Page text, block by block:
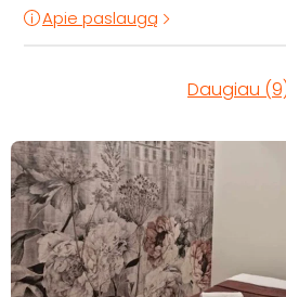
Apie paslaugą
Daugiau